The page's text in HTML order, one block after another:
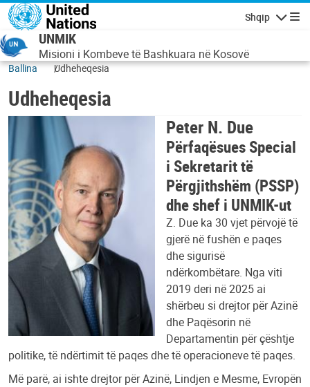
Skip to main content
Shqip
Lundrimi
UNMIK
Misioni i Kombeve të Bashkuara në Kosovë
Ballina Udheheqesia
Udheheqesia
Peter N. Due
Përfaqësues Special
i Sekretarit të
Përgjithshëm (PSSP)
dhe shef i UNMIK-ut
Z. Due ka 30 vjet përvojë të
gjerë në fushën e paqes
dhe sigurisë
ndërkombëtare. Nga viti
2019 deri në 2025 ai
shërbeu si drejtor për Azinë
dhe Paqësorin në
Departamentin për çështje
politike, të ndërtimit të paqes dhe të operacioneve të paqes.
Më parë, ai ishte drejtor për Azinë, Lindjen e Mesme, Evropën